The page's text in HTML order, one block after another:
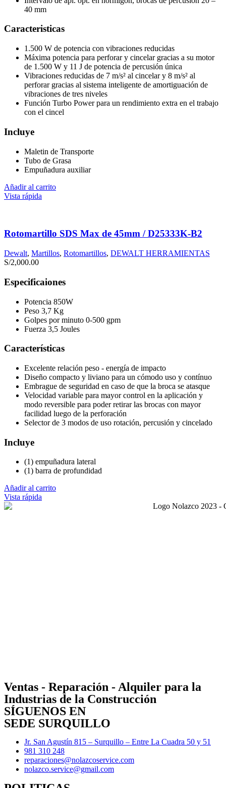
40 mm
Caracteristicas
1.500 W de potencia con vibraciones reducidas
Máxima potencia para perforar y cincelar gracias a su motor
de 1.500 W y 11 J de potencia de percusión única
Vibraciones reducidas de 7 m/s² al cincelar y 8 m/s² al
perforar gracias al sistema inteligente de amortiguación de
vibraciones de tres niveles
Función Turbo Power para un rendimiento extra en el trabajo
con el cincel
Incluye
Maletin de Transporte
Tubo de Grasa
Empuñadura auxiliar
Añadir al carrito
Vista rápida
Rotomartillo SDS Max de 45mm / D25333K-B2
Dewalt, Martillos, Rotomartillos, DEWALT HERRAMIENTAS
S/2,000.00
Especificaiones
Potencia 850W
Peso 3,7 Kg
Golpes por minuto 0-500 gpm
Fuerza 3,5 Joules
Características
Excelente relación peso - energía de impacto
Diseño compacto y liviano para un cómodo uso y contínuo
Embrague de seguridad en caso de que la broca se atasque
Velocidad variable para mayor control en la aplicación y
modo reversible para poder retirar las brocas con mayor
facilidad luego de la perforación
Selector de 3 modos de uso rotación, percusión y cincelado
Incluye
(1) empuñadura lateral
(1) barra de profundidad
Añadir al carrito
Vista rápida
Ventas - Reparación - Alquiler para la
Industrias de la Construcción
SÍGUENOS EN
SEDE SURQUILLO
Jr. San Agustín 815 – Surquillo – Entre La Cuadra 50 y 51
981 310 248
reparaciones@nolazcoservice.com
nolazco.service@gmail.com